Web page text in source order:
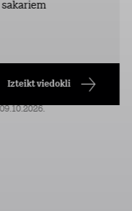
Izteikt viedokli